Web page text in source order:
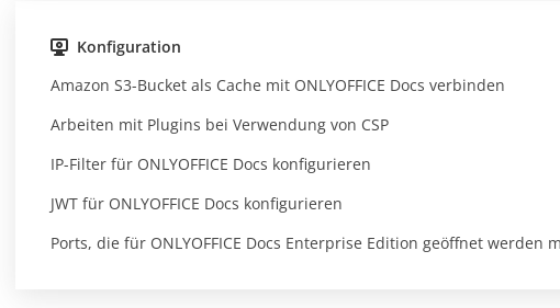
Konfiguration
Amazon S3-Bucket als Cache mit ONLYOFFICE Docs verbinden
Arbeiten mit Plugins bei Verwendung von CSP
IP-Filter für ONLYOFFICE Docs konfigurieren
JWT für ONLYOFFICE Docs konfigurieren
Ports, die für ONLYOFFICE Docs Enterprise Edition geöffnet werden